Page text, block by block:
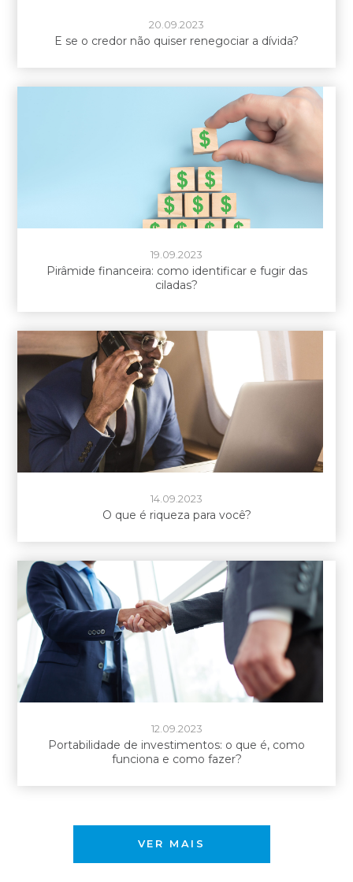
20.09.2023
E se o credor não quiser renegociar a dívida?
19.09.2023
Pirâmide financeira: como identificar e fugir das
ciladas?
14.09.2023
O que é riqueza para você?
12.09.2023
Portabilidade de investimentos: o que é, como
funciona e como fazer?
VER MAIS